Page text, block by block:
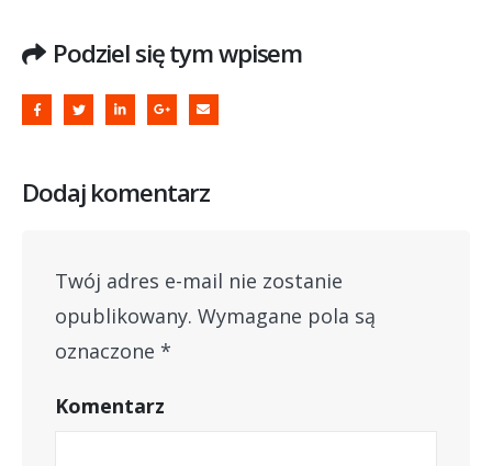
Podziel się tym wpisem
Dodaj komentarz
Twój adres e-mail nie zostanie
opublikowany. Wymagane pola są
oznaczone *
Komentarz